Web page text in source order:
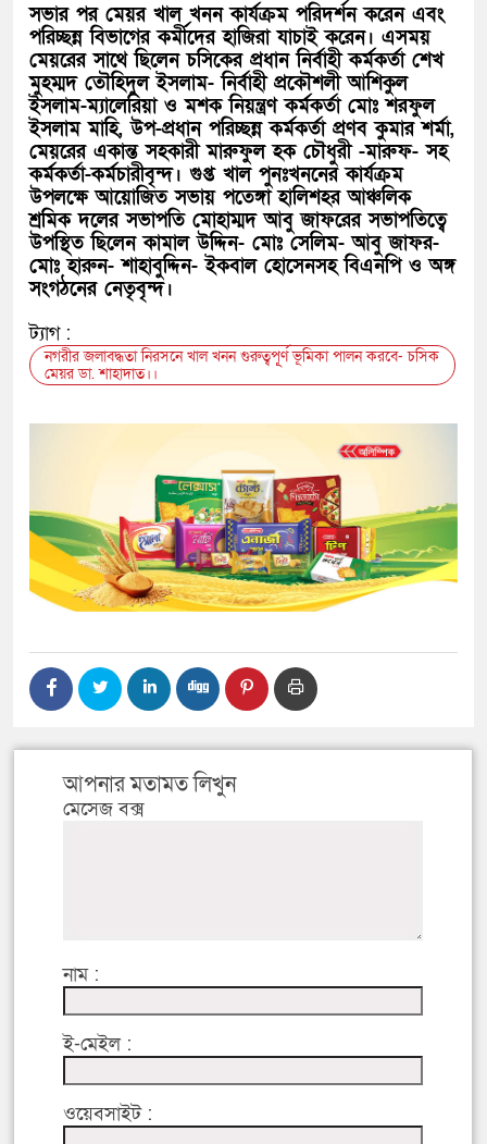
সভার পর মেয়র খাল খনন কার্যক্রম পরিদর্শন করেন এবং
পরিচ্ছন্ন বিভাগের কর্মীদের হাজিরা যাচাই করেন। এসময়
মেয়রের সাথে ছিলেন চসিকের প্রধান নির্বাহী কর্মকর্তা শেখ
মুহম্মদ তৌহিদুল ইসলাম- নির্বাহী প্রকৌশলী আশিকুল
ইসলাম-ম্যালেরিয়া ও মশক নিয়ন্ত্রণ কর্মকর্তা মোঃ শরফুল
ইসলাম মাহি, উপ-প্রধান পরিচ্ছন্ন কর্মকর্তা প্রণব কুমার শর্মা,
মেয়রের একান্ত সহকারী মারুফুল হক চৌধুরী -মারুফ- সহ
কর্মকর্তা-কর্মচারীবৃন্দ। গুপ্ত খাল পুনঃখননের কার্যক্রম
উপলক্ষে আয়োজিত সভায় পতেঙ্গা হালিশহর আঞ্চলিক
শ্রমিক দলের সভাপতি মোহাম্মদ আবু জাফরের সভাপতিত্বে
উপস্থিত ছিলেন কামাল উদ্দিন- মোঃ সেলিম- আবু জাফর-
মোঃ হারুন- শাহাবুদ্দিন- ইকবাল হোসেনসহ বিএনপি ও অঙ্গ
সংগঠনের নেতৃবৃন্দ।
ট্যাগ :
নগরীর জলাবদ্ধতা নিরসনে খাল খনন গুরুত্বপূূর্ণ ভূমিকা পালন করবে- চসিক
মেয়র ডা. শাহাদাত।।
আপনার মতামত লিখুন
মেসেজ বক্স
নাম :
ই-মেইল :
ওয়েবসাইট :